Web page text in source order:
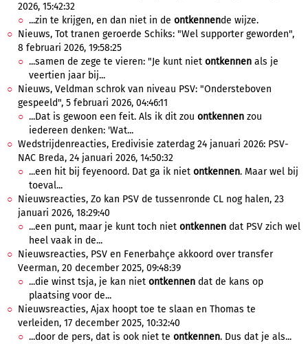
2026, 15:42:32
...zin te krijgen, en dan niet in de ontkennende wijze.
Nieuws, Tot tranen geroerde Schiks: "Wel supporter geworden",
8 februari 2026, 19:58:25
...samen de zege te vieren: "Je kunt niet ontkennen als je
veertien jaar bij...
Nieuws, Veldman schrok van niveau PSV: "Ondersteboven
gespeeld", 5 februari 2026, 04:46:11
...Dat is gewoon een feit. Als ik dit zou ontkennen zou
iedereen denken: 'Wat...
Wedstrijdenreacties, Eredivisie zaterdag 24 januari 2026: PSV-
NAC Breda, 24 januari 2026, 14:50:32
...een hit bij feyenoord. Dat ga ik niet ontkennen. Maar wel bij
toeval...
Nieuwsreacties, Zo kan PSV de tussenronde CL nog halen, 23
januari 2026, 18:29:40
...een punt, maar je kunt toch niet ontkennen dat PSV zich wel
heel vaak in de...
Nieuwsreacties, PSV en Fenerbahçe akkoord over transfer
Veerman, 20 december 2025, 09:48:39
...die winst tsja, je kan niet ontkennen dat de kans op
plaatsing voor de...
Nieuwsreacties, Ajax hoopt toe te slaan en Thomas te
verleiden, 17 december 2025, 10:32:40
...door de pers, dat is ook niet te ontkennen. Dus dat je als...